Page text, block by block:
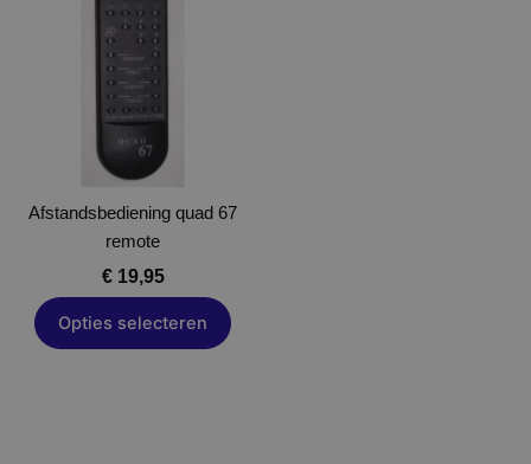
Afstandsbediening quad 67
remote
€19,95
Opties selecteren
heeft
meerdere
variaties.
Deze
optie
kan
gekozen
worden
op
de
productpagina